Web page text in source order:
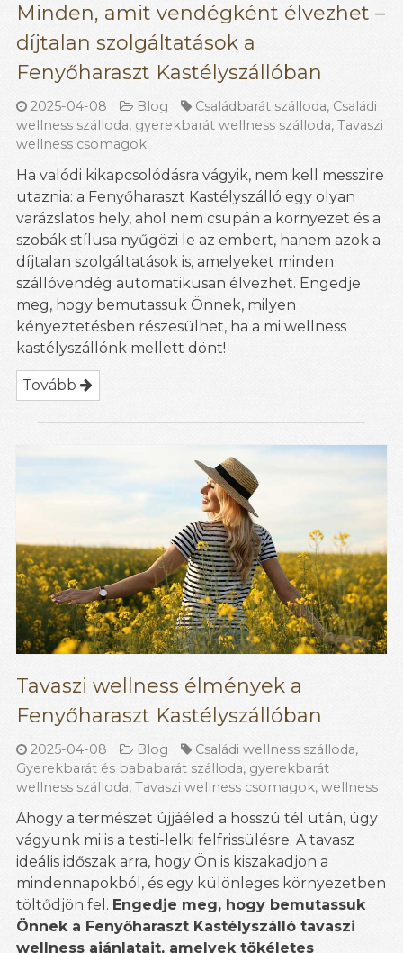
Minden, amit vendégként élvezhet –
díjtalan szolgáltatások a
Fenyőharaszt Kastélyszállóban
2025-04-08 Blog Családbarát szálloda, Családi
wellness szálloda, gyerekbarát wellness szálloda, Tavaszi
wellness csomagok
Ha valódi kikapcsolódásra vágyik, nem kell messzire
utaznia: a Fenyőharaszt Kastélyszálló egy olyan
varázslatos hely, ahol nem csupán a környezet és a
szobák stílusa nyűgözi le az embert, hanem azok a
díjtalan szolgáltatások is, amelyeket minden
szállóvendég automatikusan élvezhet. Engedje
meg, hogy bemutassuk Önnek, milyen
kényeztetésben részesülhet, ha a mi wellness
kastélyszállónk mellett dönt!
Tovább
Tavaszi wellness élmények a
Fenyőharaszt Kastélyszállóban
2025-04-08 Blog Családi wellness szálloda,
Gyerekbarát és bababarát szálloda, gyerekbarát
wellness szálloda, Tavaszi wellness csomagok, wellness
Ahogy a természet újjáéled a hosszú tél után, úgy
vágyunk mi is a testi-lelki felfrissülésre. A tavasz
ideális időszak arra, hogy Ön is kiszakadjon a
mindennapokból, és egy különleges környezetben
töltődjön fel. Engedje meg, hogy bemutassuk
Önnek a Fenyőharaszt Kastélyszálló tavaszi
wellness ajánlatait, amelyek tökéletes